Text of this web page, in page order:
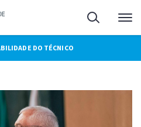
Pesquisa
DO TÉCNICO